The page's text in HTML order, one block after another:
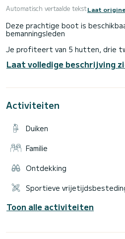
Automatisch vertaalde tekstLaat
Deze prachtige boot is
bemanningsleden
Je profiteert van 5 hutten, drie
Je hebt alle duikuitrusting en
Laat volledige beschrijving
Activiteiten
Duiken
Familie
Ontdekking
Sportieve
Toon alle activiteiten